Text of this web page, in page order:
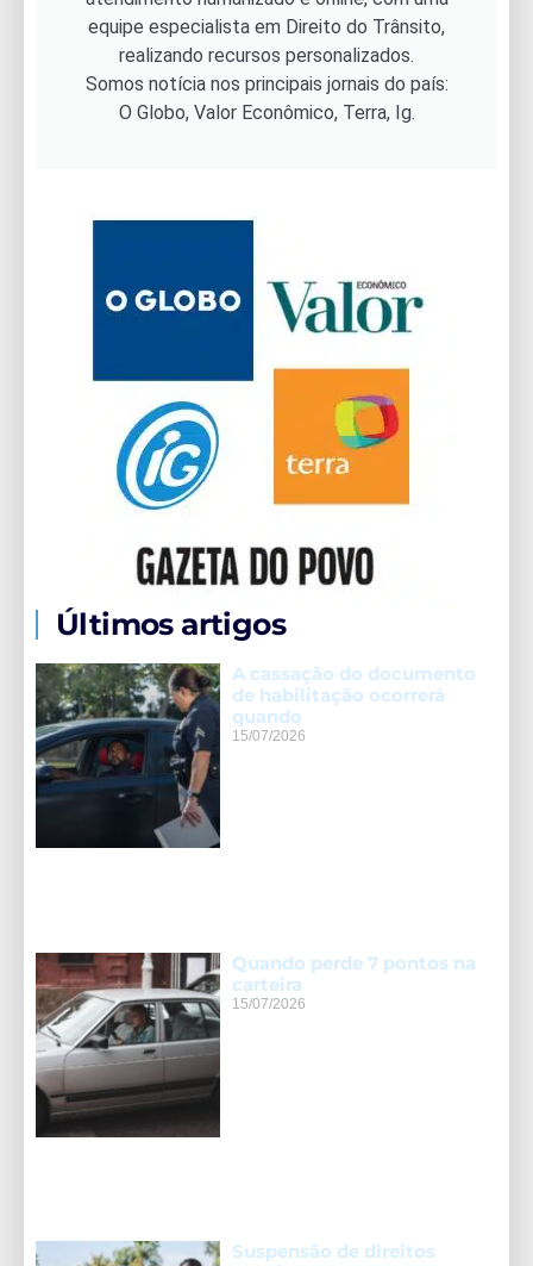
equipe especialista em Direito do Trânsito,
realizando recursos personalizados.
Somos notícia nos principais jornais do país:
O Globo, Valor Econômico, Terra, Ig.
Últimos artigos
A cassação do documento
de habilitação ocorrerá
quando
15/07/2026
Quando perde 7 pontos na
carteira
15/07/2026
Suspensão de direitos